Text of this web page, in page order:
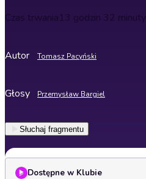
Czas trwania13 godzin 32 minuty
Autor Tomasz Pacyński
Głosy Przemysław Bargiel
Słuchaj fragmentu
Dostępne w Klubie